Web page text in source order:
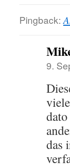
Pingback:
9.
das